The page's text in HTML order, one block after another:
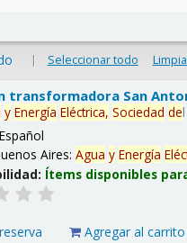
| Seleccionar todo
transformadora San
y Energía Eléctrica, Sociedad de
Español
Aires:Agua y Energía
Ítems disponibles
Agregar al carrito